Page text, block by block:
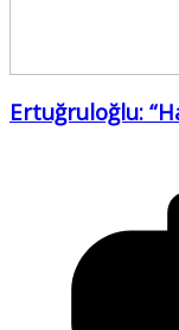
Ertuğruloğlu: